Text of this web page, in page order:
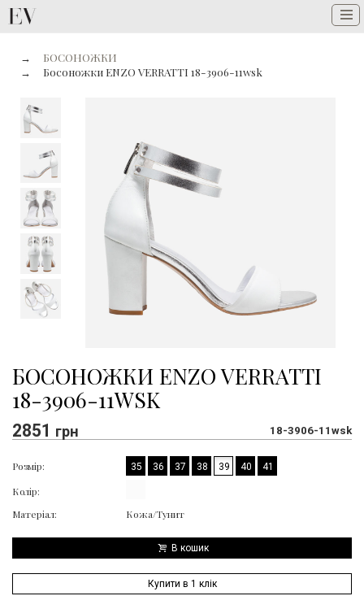
→
БОСОНОЖКИ
→
Босоножки ENZO VERRATTI 18-3906-11wsk
БОСОНОЖКИ ENZO VERRATTI
18-3906-11WSK
2851 грн 18-3906-11wsk
Розмір: 35 36 37 38 39 40 41
Колір:
Матеріал:
Кожа/Тунит
В кошик
Купити в 1 клік